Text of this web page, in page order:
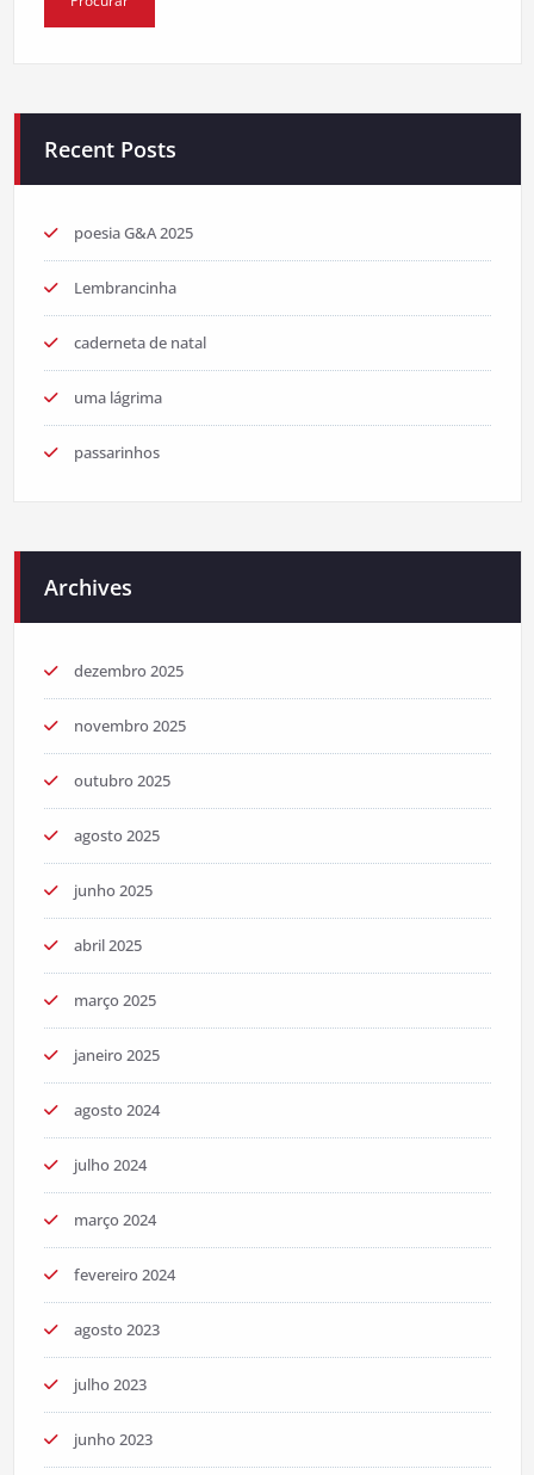
Recent Posts
poesia G&A 2025
Lembrancinha
caderneta de natal
uma lágrima
passarinhos
Archives
dezembro 2025
novembro 2025
outubro 2025
agosto 2025
junho 2025
abril 2025
março 2025
janeiro 2025
agosto 2024
julho 2024
março 2024
fevereiro 2024
agosto 2023
julho 2023
junho 2023